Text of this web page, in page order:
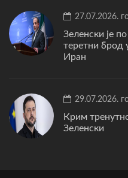
27.07.2026.
Зеленски је
теретни брод
Иран
29.07.2026.
Крим
Зеленски